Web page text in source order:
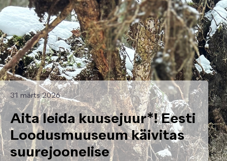
31 märts 2026
Aita leida kuusejuur*! Eesti
Loodusmuuseum käivitas
suurejoonelise